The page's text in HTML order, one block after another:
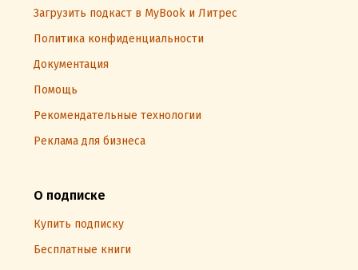
Загрузить подкаст в MyBook и Литрес
Политика конфиденциальности
Документация
Помощь
Рекомендательные технологии
Реклама для бизнеса
О подписке
Купить подписку
Бесплатные книги